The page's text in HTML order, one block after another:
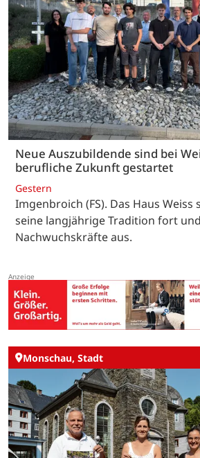
Neue Auszubildende sind bei
berufliche Zukunft gestartet
Gestern
Imgenbroich (FS). Das Haus Weiss
seine langjährige Tradition fort
Nachwuchskräfte aus.
Monschau, Stadt